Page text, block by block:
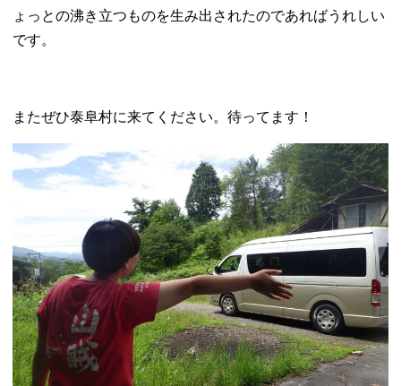
ょっとの沸き立つものを生み出されたのであればうれしい
です。
またぜひ泰阜村に来てください。待ってます！